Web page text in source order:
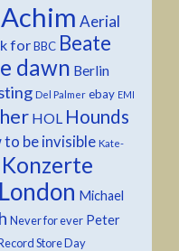
Achim Aerial
forBBC Beate
dawn Berlin
Del Palmer ebay EMI
HOL Hounds
to be invisible Kate-
Konzerte
London Michael
Never for ever Peter
Store Day